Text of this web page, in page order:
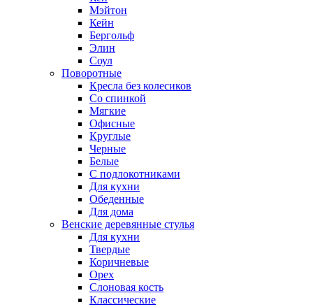
Мэйтон
Кейн
Бергольф
Элин
Соул
Поворотные
Кресла без колесиков
Со спинкой
Мягкие
Офисные
Круглые
Черные
Белые
С подлокотниками
Для кухни
Обеденные
Для дома
Венские деревянные стулья
Для кухни
Твердые
Коричневые
Орех
Слоновая кость
Классические